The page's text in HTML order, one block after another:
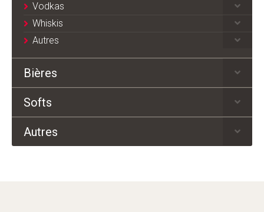
Vodkas
Whiskis
Autres
Bières
Softs
Autres